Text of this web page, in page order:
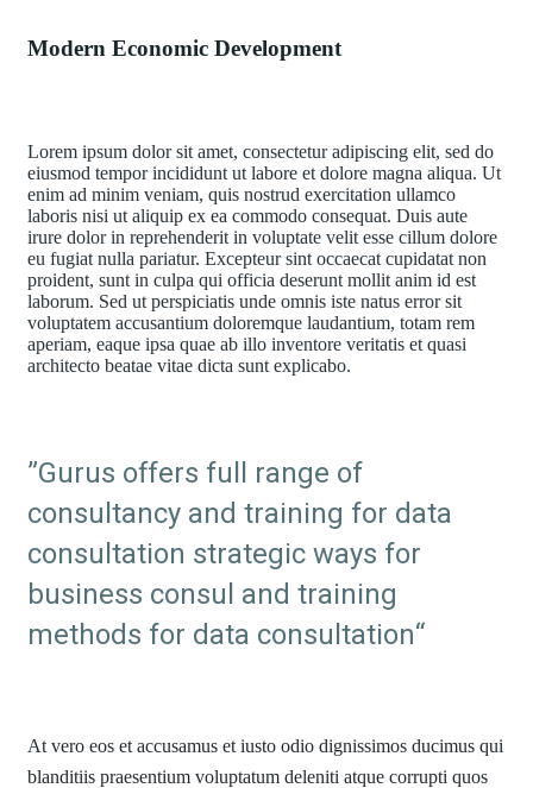
Modern Economic Development
Lorem ipsum dolor sit amet, consectetur adipiscing elit, sed do
eiusmod tempor incididunt ut labore et dolore magna aliqua. Ut
enim ad minim veniam, quis nostrud exercitation ullamco
laboris nisi ut aliquip ex ea commodo consequat. Duis aute
irure dolor in reprehenderit in voluptate velit esse cillum dolore
eu fugiat nulla pariatur. Excepteur sint occaecat cupidatat non
proident, sunt in culpa qui officia deserunt mollit anim id est
laborum. Sed ut perspiciatis unde omnis iste natus error sit
voluptatem accusantium doloremque laudantium, totam rem
aperiam, eaque ipsa quae ab illo inventore veritatis et quasi
architecto beatae vitae dicta sunt explicabo.
”Gurus offers full range of
consultancy and training for data
consultation strategic ways for
business consul and training
methods for data consultation“
At vero eos et accusamus et iusto odio dignissimos ducimus qui
blanditiis praesentium voluptatum deleniti atque corrupti quos